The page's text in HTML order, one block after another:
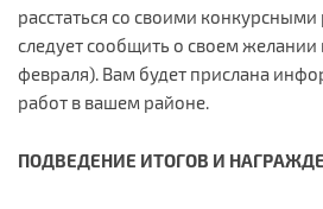
расстаться со своими
следует сообщить о своем желании
февраля). Вам будет прислана
работ в вашем районе.
ПОДВЕДЕНИЕ ИТОГОВ И